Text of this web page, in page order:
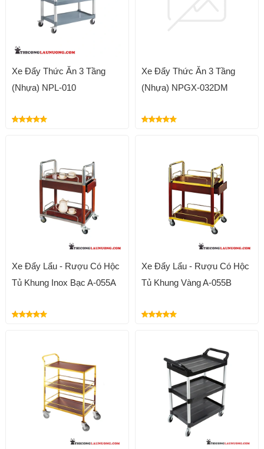
Xe Đẩy Thức Ăn 3 Tầng
(Nhựa) NPL-010
Xe Đẩy Thức Ăn 3 Tầng
(Nhựa) NPGX-032DM
Xe Đẩy Lẩu - Rượu Có Hộc
Tủ Khung Inox Bạc A-055A
Xe Đẩy Lẩu - Rượu Có Hộc
Tủ Khung Vàng A-055B